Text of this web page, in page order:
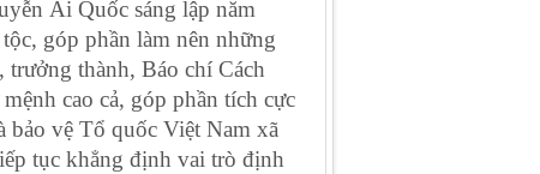
Ái Quốc sáng lập năm
góp phần làm nên những
thành, Báo chí Cách
cao cả, góp phần tích cực
bảo vệ Tổ quốc Việt Nam xã
tục khẳng định vai trò định